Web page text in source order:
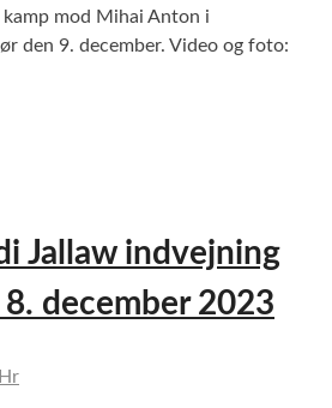
kamp mod Mihai Anton i
den 9. december. Video og foto:
Jallaw indvejning
december 2023
Hr